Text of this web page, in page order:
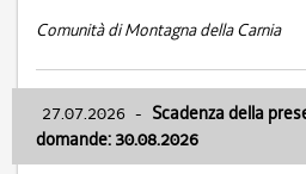
Comunità di Montagna della Carnia
27.07.2026 - Scadenza della
domande: 30.08.2026